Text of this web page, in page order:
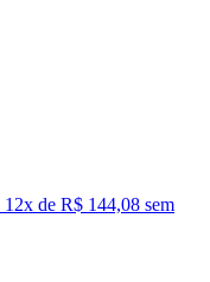
12x de R$ 144,08 sem